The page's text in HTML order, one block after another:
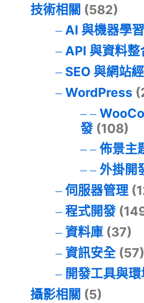
技術相關 (582)
AI 與機器學習
API 與資料整
SEO 與網站
WordPress
發(108)
佈景主
外掛開
伺服器管理
程式開發
資料庫(37)
資訊安全(57)
開發工具與環
攝影相關 (5)